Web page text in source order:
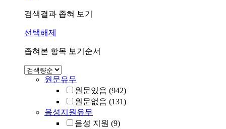
검색결과 좁혀 보기
선택해제
좁혀본 항목 보기순서
원문유무
원문있음 (942)
원문없음 (131)
음성지원유무
음성 지원 (9)